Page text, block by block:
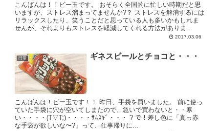
こんばんは！！ビー玉です。 おそらく全国的に忙しい時期だと思
いますが、ストレス溜まってませんか?？ ストレスを解消するには
リラックスしたり、笑うことだと思っている人も多いかもしれま
せんが、それよりもストレスを軽減してくれる方法がありま...
2017.03.06
日常 ギネスビールとチョコと・・・
こんばんは！ビー玉です！！ 昨日、手袋を買いました。 前に使っ
ていた手袋に穴が空いてしまたので、急いで買わないと・・寒
い・・・・(T▽T;)・・・・ｻﾑｽｷﾞ・・・ ? で！差し色に「真っ赤
な手袋が欲しいな〜?」って、仕事帰りに...